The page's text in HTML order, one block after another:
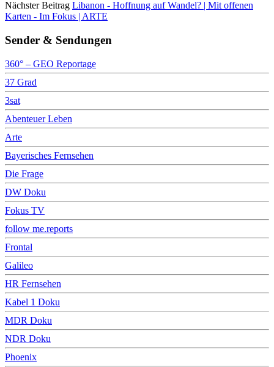
Nächster Beitrag Libanon - Hoffnung auf Wandel? | Mit offenen
Karten - Im Fokus | ARTE
Sender & Sendungen
360° – GEO Reportage
37 Grad
3sat
Abenteuer Leben
Arte
Bayerisches Fernsehen
Die Frage
DW Doku
Fokus TV
follow me.reports
Frontal
Galileo
HR Fernsehen
Kabel 1 Doku
MDR Doku
NDR Doku
Phoenix